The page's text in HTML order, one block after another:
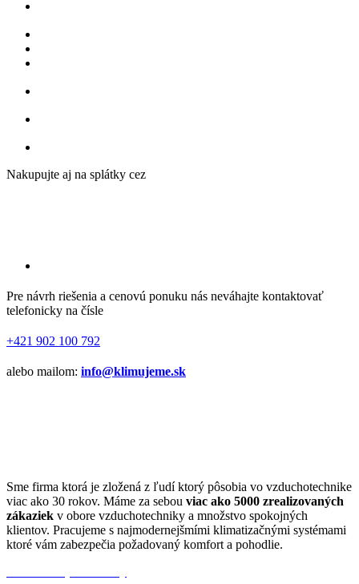
Nakupujte aj na splátky cez
Pre návrh riešenia a cenovú ponuku nás neváhajte kontaktovať
telefonicky na čísle
+421 902 100 792
alebo mailom: info@klimujeme.sk
Sme firma ktorá je zložená z ľudí ktorý pôsobia vo vzduchotechnike
viac ako 30 rokov. Máme za sebou viac ako 5000 zrealizovaných
zákaziek v obore vzduchotechniky a množstvo spokojných
klientov. Pracujeme s najmodernejšmími klimatizačnými systémami
ktoré vám zabezpečia požadovaný komfort a pohodlie.